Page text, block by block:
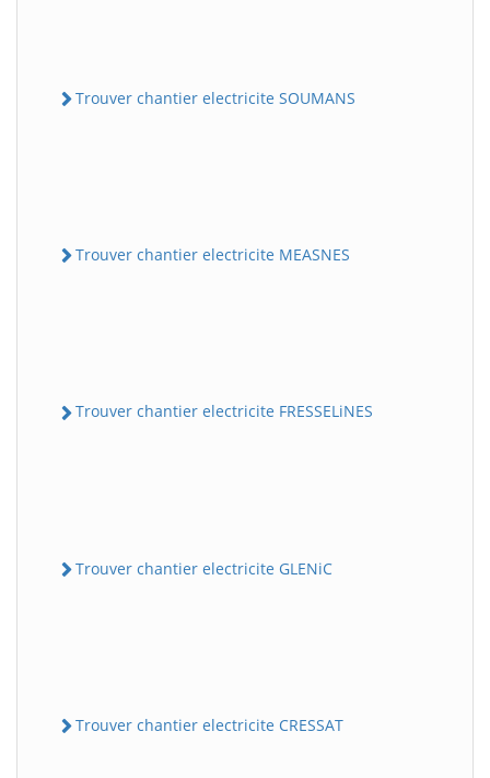
Trouver chantier electricite SOUMANS
Trouver chantier electricite MEASNES
Trouver chantier electricite FRESSELiNES
Trouver chantier electricite GLENiC
Trouver chantier electricite CRESSAT